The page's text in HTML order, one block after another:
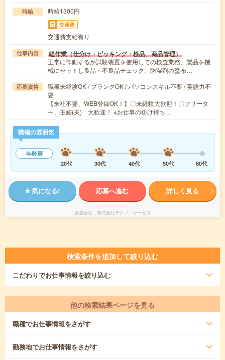
時給 時給1300円
交通費
交通費支給有り
仕事内容 軽作業（仕分け・ピッキング・検品、商品管理）
正常に作動するか試験装置を使用しての検査業務、製品を機
械にセットし良品・不良品チェック、防湿剤の塗布…
応募資格
職種未経験OK / ブランクOK / パソコンスキル不要 / 英語力不
要
【来社不要、WEB登録OK！】〇未経験大歓迎！〇フリータ
ー、主婦(夫) 大歓迎！ ※お仕事の掛け持ち…
職場の雰囲気
年齢層
20代
30代 40代 50代 60代
気になる! 応募へ進む 詳しく見る
派遣会社 株式会社テクノ・サービス
検索条件を追加して絞り込む
こだわりでお仕事情報を絞り込む
他の検索結果ページを見る
職種でお仕事情報をさがす
勤務地でお仕事情報をさがす